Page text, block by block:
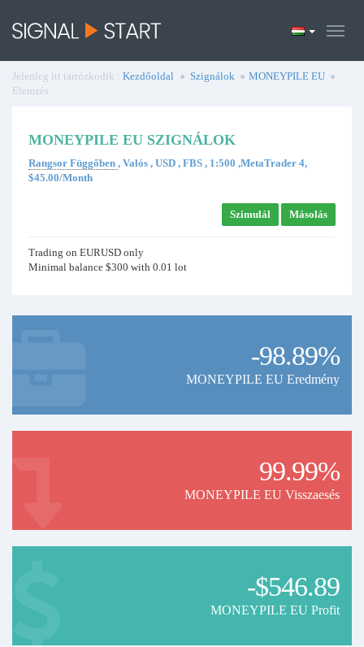
Jelenleg itt tartózkodik : Kezdőoldal Szignálok
MONEYPILE EU
Elemzés
MONEYPILE EU SZIGNÁLOK
Rangsor Függőben , Valós , USD , FBS , 1:500 ,MetaTrader 4,
$45.00/Month
Szimulál Másolás
Trading on EURUSD only
Minimal balance $300 with 0.01 lot
-98.89%
MONEYPILE EU Eredmény
99.99%
MONEYPILE EU Visszaesés
-$546.89
MONEYPILE EU Profit